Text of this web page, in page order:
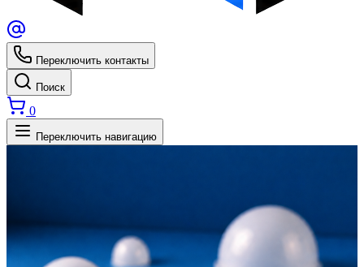
Переключить контакты
Поиск
0
Переключить навигацию